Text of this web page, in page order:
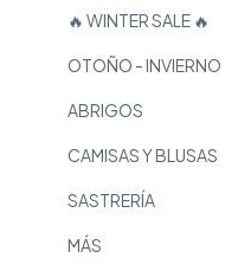
🔥 WINTER SALE 🔥
OTOÑO - INVIERNO
ABRIGOS
CAMISAS Y BLUSAS
SASTRERÍA
MÁS